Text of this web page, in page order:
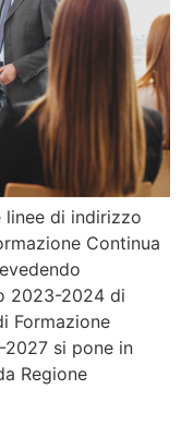
linee di indirizzo
Continua
2023-2024 di
Formazione
2027 si pone in
Regione